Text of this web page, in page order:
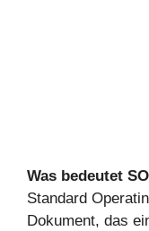
Was bedeutet
Standard
Dokument, das